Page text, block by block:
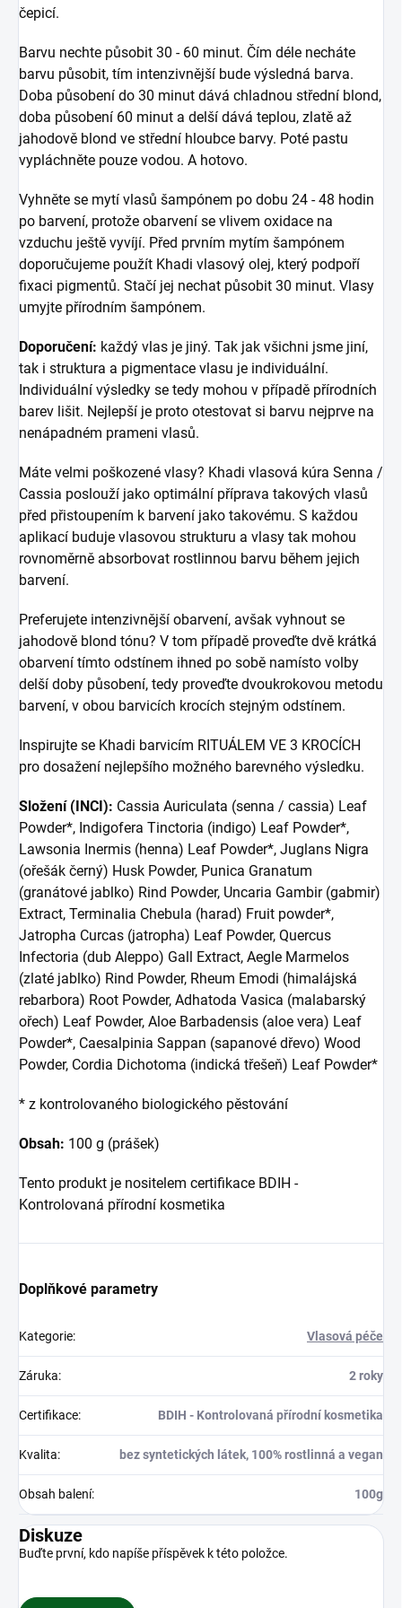
čepicí.
Barvu nechte působit 30 - 60 minut. Čím déle necháte
barvu působit, tím intenzivnější bude výsledná barva.
Doba působení do 30 minut dává chladnou střední blond,
doba působení 60 minut a delší dává teplou, zlatě až
jahodově blond ve střední hloubce barvy. Poté pastu
vypláchněte pouze vodou. A hotovo.
Vyhněte se mytí vlasů šampónem po dobu 24 - 48 hodin
po barvení, protože obarvení se vlivem oxidace na
vzduchu ještě vyvíjí. Před prvním mytím šampónem
doporučujeme použít Khadi vlasový olej, který podpoří
fixaci pigmentů. Stačí jej nechat působit 30 minut. Vlasy
umyjte přírodním šampónem.
Doporučení: každý vlas je jiný. Tak jak všichni jsme jiní,
tak i struktura a pigmentace vlasu je individuální.
Individuální výsledky se tedy mohou v případě přírodních
barev lišit. Nejlepší je proto otestovat si barvu nejprve na
nenápadném prameni vlasů.
Máte velmi poškozené vlasy? Khadi vlasová kúra Senna /
Cassia poslouží jako optimální příprava takových vlasů
před přistoupením k barvení jako takovému. S každou
aplikací buduje vlasovou strukturu a vlasy tak mohou
rovnoměrně absorbovat rostlinnou barvu během jejich
barvení.
Preferujete intenzivnější obarvení, avšak vyhnout se
jahodově blond tónu? V tom případě proveďte dvě krátká
obarvení tímto odstínem ihned po sobě namísto volby
delší doby působení, tedy proveďte dvoukrokovou metodu
barvení, v obou barvicích krocích stejným odstínem.
Inspirujte se Khadi barvicím RITUÁLEM VE 3 KROCÍCH
pro dosažení nejlepšího možného barevného výsledku.
Složení (INCI): Cassia Auriculata (senna / cassia) Leaf
Powder*, Indigofera Tinctoria (indigo) Leaf Powder*,
Lawsonia Inermis (henna) Leaf Powder*, Juglans Nigra
(ořešák černý) Husk Powder, Punica Granatum
(granátové jablko) Rind Powder, Uncaria Gambir (gabmir)
Extract, Terminalia Chebula (harad) Fruit powder*,
Jatropha Curcas (jatropha) Leaf Powder, Quercus
Infectoria (dub Aleppo) Gall Extract, Aegle Marmelos
(zlaté jablko) Rind Powder, Rheum Emodi (himalájská
rebarbora) Root Powder, Adhatoda Vasica (malabarský
ořech) Leaf Powder, Aloe Barbadensis (aloe vera) Leaf
Powder*, Caesalpinia Sappan (sapanové dřevo) Wood
Powder, Cordia Dichotoma (indická třešeň) Leaf Powder*
* z kontrolovaného biologického pěstování
Obsah: 100 g (prášek)
Tento produkt je nositelem certifikace BDIH -
Kontrolovaná přírodní kosmetika
Doplňkové parametry
Kategorie: Vlasová péče
Záruka: 2 roky
Certifikace: BDIH - Kontrolovaná přírodní kosmetika
Kvalita: bez syntetických látek, 100% rostlinná a vegan
Obsah balení: 100g
Diskuze
Buďte první, kdo napíše příspěvek k této položce.